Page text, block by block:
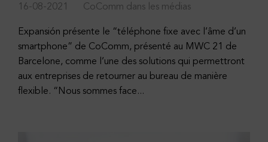
16-08-2021 CoComm dans les médias
Expansión présente le “téléphone fixe avec l’âme d’un
smartphone” de CoComm, présenté au MWC 21 de
Barcelone, comme l’une des solutions qui permettront
aux entreprises de retourner au bureau de manière
flexible. “Nous sommes face...